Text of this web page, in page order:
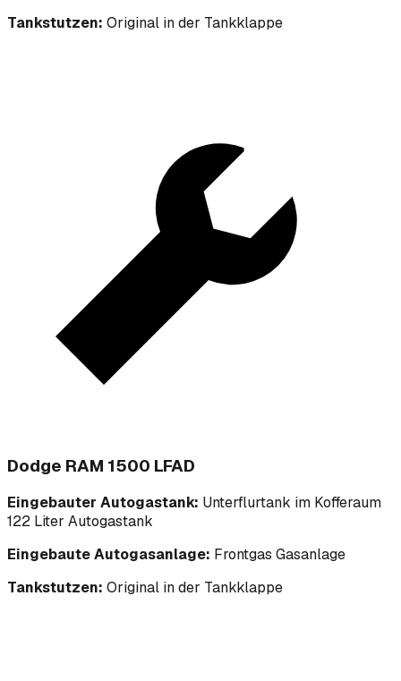
Tankstutzen: Original in der Tankklappe
Dodge RAM 1500 LFAD
Eingebauter Autogastank: Unterflurtank im Kofferaum
122 Liter Autogastank
Eingebaute Autogasanlage: Frontgas Gasanlage
Tankstutzen: Original in der Tankklappe